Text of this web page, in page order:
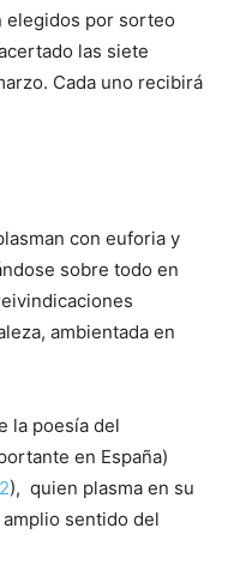
elegidos por sorteo
las siete
Cada uno recibirá
con euforia y
sobre todo en
ambientada en
la poesía del
en España)
), quien plasma en su
amplio sentido del